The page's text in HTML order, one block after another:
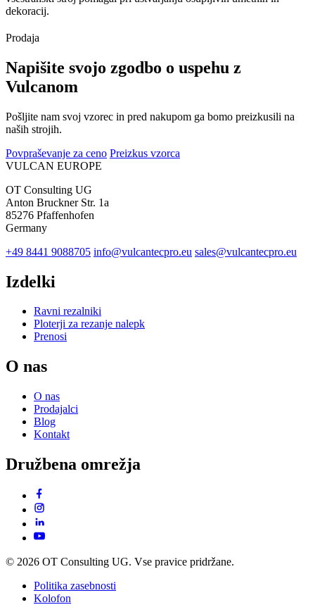
dekoracij.
Prodaja
Napišite svojo zgodbo o uspehu z
Vulcanom
Pošljite nam svoj vzorec in pred nakupom ga bomo preizkusili na
naših strojih.
Povpraševanje za ceno Preizkus vzorca
VULCAN EUROPE
OT Consulting UG
Anton Bruckner Str. 1a
85276 Pfaffenhofen
Germany
+49 8441 9088705 info@vulcantecpro.eu sales@vulcantecpro.eu
Izdelki
Ravni rezalniki
Ploterji za rezanje nalepk
Prenosi
O nas
O nas
Prodajalci
Blog
Kontakt
Družbena omrežja
© 2026 OT Consulting UG. Vse pravice pridržane.
Politika zasebnosti
Kolofon